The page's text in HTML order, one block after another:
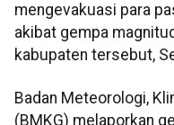
mengevakuasi para
akibat gempa
kabupaten tersebut,
Badan Meteorologi,
(BMKG) melaporkan